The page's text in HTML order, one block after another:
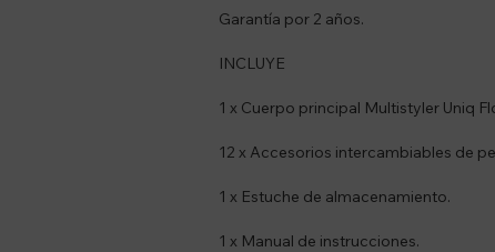
Garantía por 2 años.
INCLUYE
1 x Cuerpo principal Multistyler Uniq
12 x Accesorios intercambiables de
1 x Estuche de almacenamiento.
1 x Manual de instrucciones.